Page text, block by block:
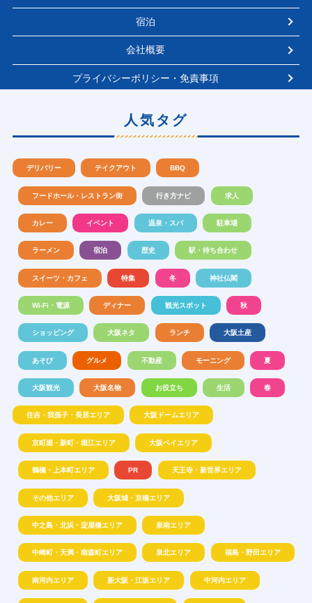
宿泊
会社概要
プライバシーポリシー・免責事項
人気タグ
デリバリー テイクアウト BBQ
フードホール・レストラン街 行き方ナビ 求人
カレー イベント 温泉・スパ 駐車場
ラーメン 宿泊 歴史 駅・待ち合わせ
スイーツ・カフェ 特集 冬 神社仏閣
Wi-Fi・電源 ディナー 観光スポット 秋
ショッピング 大阪ネタ ランチ 大阪土産
あそび グルメ 不動産 モーニング 夏
大阪観光 大阪名物 お役立ち 生活 春
住吉・我孫子・長居エリア 大阪ドームエリア
京町堀・新町・堀江エリア 大阪ベイエリア
鶴橋・上本町エリア PR 天王寺・新世界エリア
その他エリア 大阪城・京橋エリア
中之島・北浜・淀屋橋エリア 泉南エリア
中崎町・天満・南森町エリア 泉北エリア 福島・野田エリア
南河内エリア 新大阪・江坂エリア 中河内エリア